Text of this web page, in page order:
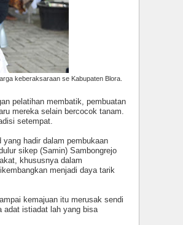
keberaksaraan se Kabupaten Blora.
pelatihan membatik, pembuatan
mereka selain bercocok tanam.
setempat.
yang hadir dalam pembukaan
sikep (Samin) Sambongrejo
khususnya dalam
menjadi daya tarik
kemajuan itu merusak sendi
adat istiadat lah yang bisa